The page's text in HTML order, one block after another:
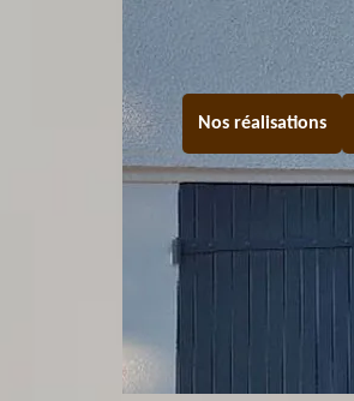
Nos réalisations